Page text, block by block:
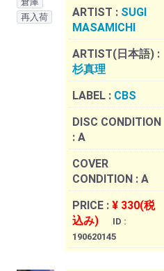
再入荷
ARTIST : SUGI
MASAMICHI
ARTIST(日本語) :
杉真理
LABEL : CBS
DISC CONDITION
: A
COVER
CONDITION : A
PRICE : ¥ 330(税
込み)
ID :
190620145